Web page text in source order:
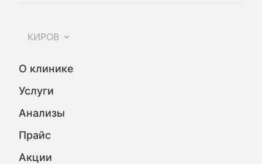
КИРОВ
О клинике
Услуги
Анализы
Прайс
Акции